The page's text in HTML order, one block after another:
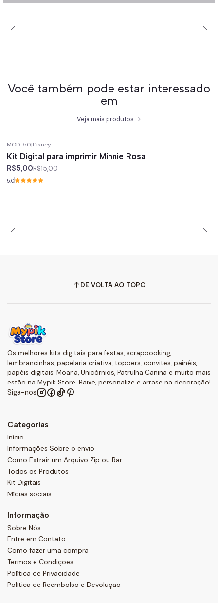
Você também pode estar interessado
em
Veja mais produtos
MOD-50|Disney
Kit Digital para imprimir Minnie Rosa
R$5,00R$15,00
5.0
DE VOLTA AO TOPO
Os melhores kits digitais para festas, scrapbooking,
lembrancinhas, papelaria criativa, toppers, convites, painéis,
papéis digitais, Moana, Unicórnios, Patrulha Canina e muito mais
estão na Mypik Store. Baixe, personalize e arrase na decoração!
Siga-nos
Categorias
Início
Informações Sobre o envio
Como Extrair um Arquivo Zip ou Rar
Todos os Produtos
Kit Digitais
Mídias sociais
Informação
Sobre Nós
Entre em Contato
Como fazer uma compra
Termos e Condições
Política de Privacidade
Política de Reembolso e Devolução